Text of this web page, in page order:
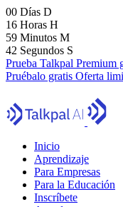
00 Días D
16 Horas H
59 Minutos M
40 Segundos S
Prueba Talkpal Premium
Pruébalo gratis Oferta
Inicio
Aprendizaje
Para Empresas
Para la Educación
Inscríbete